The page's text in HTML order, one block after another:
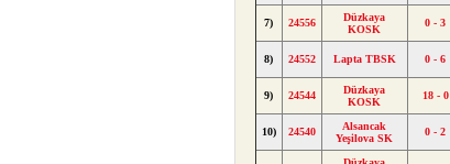
7) 24556
Düzkaya
KOSK
0 - 3
8) 24552 Lapta TBSK 0 - 6
9) 24544
Düzkaya
KOSK
18 - 0
10) 24540
Alsancak
Yeşilova SK
0 - 2